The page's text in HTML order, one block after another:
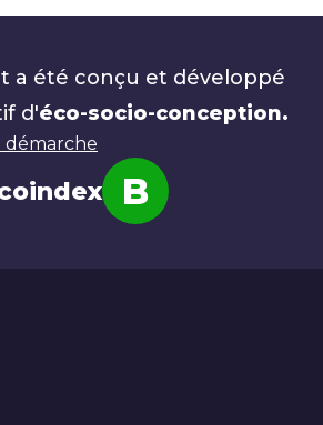
a été conçu et développé
d'éco-socio-conception.
NoteB